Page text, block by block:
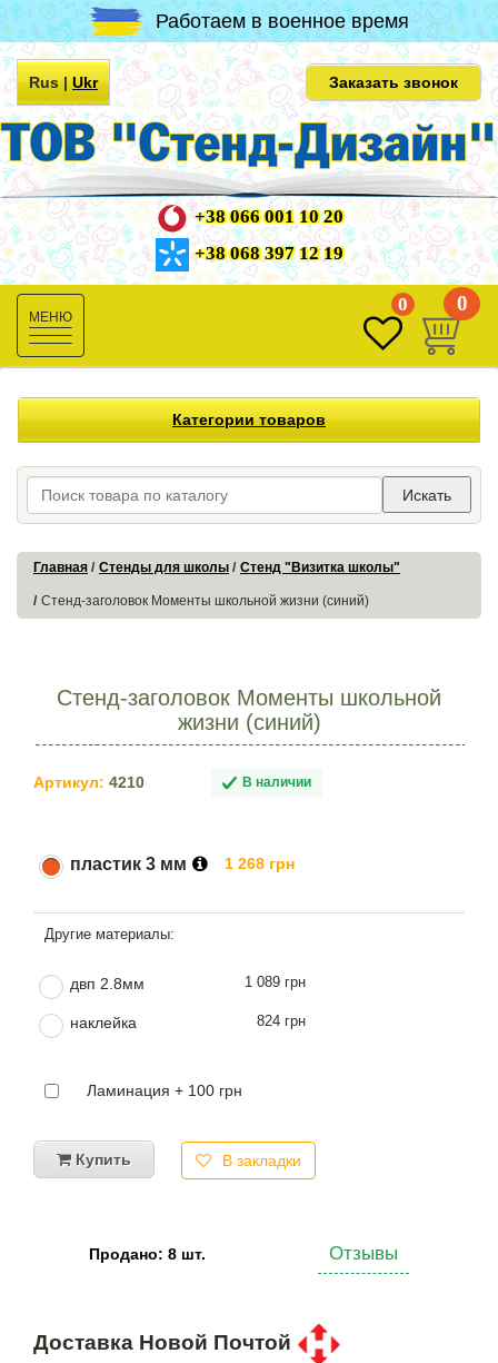
Работаем в военное время
Rus|Ukr Заказать звонок
+38 066 001 10 20
+38 068 397 12 19
Toggle
navigation
0 0
Категории товаров
Искать
Главная Стенды для школы Стенд "Визитка школы"
Стенд-заголовок Моменты школьной жизни (синий)
Стенд-заголовок Моменты школьной
жизни (синий)
Артикул: 4210 В наличии
пластик 3 мм 1 268 грн
двп 2.8мм 1 089 грн
наклейка 824 грн
Ламинация + 100 грн
Купить В закладки
Продано: 8 шт. Отзывы
Доставка Новой Почтой